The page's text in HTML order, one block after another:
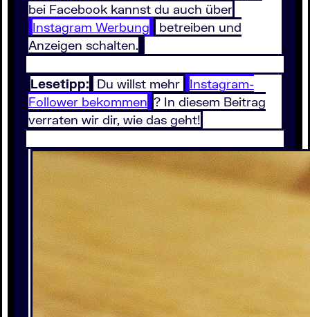
bei Facebook kannst du auch über
Instagram Werbung
betreiben und
Anzeigen schalten.
Lesetipp: Du willst mehr
Instagram-
Follower bekommen ? In diesem Beitrag
verraten wir dir, wie das geht!